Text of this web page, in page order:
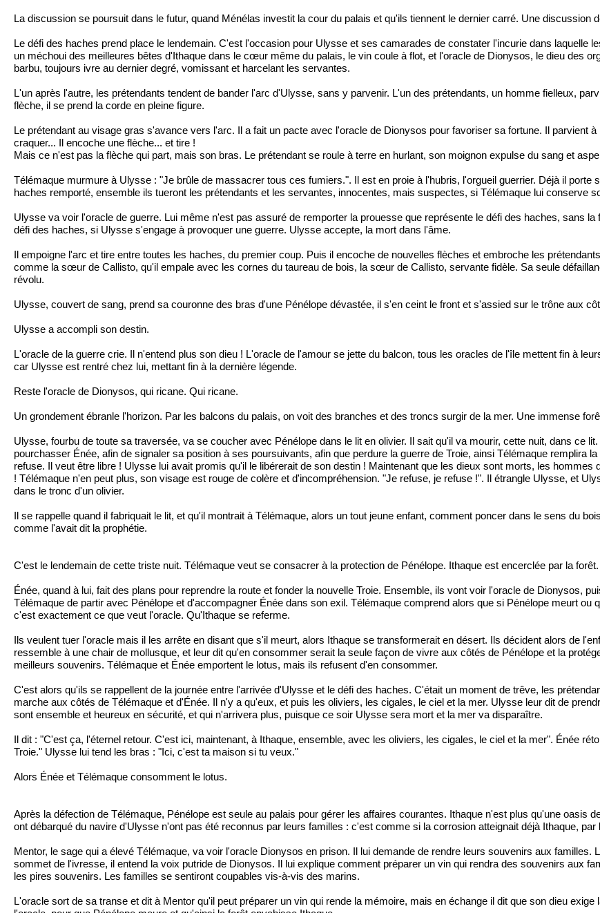
La discussion se poursuit dans le futur, quand Ménélas investit la cour du palais et qu'ils tiennent le dernier carré. Une discussion
Le défi des haches prend place le lendemain. C'est l'occasion pour Ulysse et ses camarades de constater l'incurie dans laquelle
un méchoui des meilleures bêtes d'Ithaque dans le cœur même du palais, le vin coule à flot, et l'oracle de Dionysos, le dieu des
barbu, toujours ivre au dernier degré, vomissant et harcelant les servantes.
L'un après l'autre, les prétendants tendent de bander l'arc d'Ulysse, sans y parvenir. L'un des prétendants, un homme fielleux,
flèche, il se prend la corde en pleine figure.
Le prétendant au visage gras s'avance vers l'arc. Il a fait un pacte avec l'oracle de Dionysos pour favoriser sa fortune. Il parvient
craquer... Il encoche une flèche... et tire !
Mais ce n'est pas la flèche qui part, mais son bras. Le prétendant se roule à terre en hurlant, son moignon expulse du sang et
Télémaque murmure à Ulysse : "Je brûle de massacrer tous ces fumiers.". Il est en proie à l'hubris, l'orgueil guerrier. Déjà il
haches remporté, ensemble ils tueront les prétendants et les servantes, innocentes, mais suspectes, si Télémaque lui conserve
Ulysse va voir l'oracle de guerre. Lui même n'est pas assuré de remporter la prouesse que représente le défi des haches, sans
défi des haches, si Ulysse s'engage à provoquer une guerre. Ulysse accepte, la mort dans l'âme.
Il empoigne l'arc et tire entre toutes les haches, du premier coup. Puis il encoche de nouvelles flèches et embroche les
comme la sœur de Callisto, qu'il empale avec les cornes du taureau de bois, la sœur de Callisto, servante fidèle. Sa seule
révolu.
Ulysse, couvert de sang, prend sa couronne des bras d'une Pénélope dévastée, il s'en ceint le front et s'assied sur le trône aux
Ulysse a accompli son destin.
L'oracle de la guerre crie. Il n'entend plus son dieu ! L'oracle de l'amour se jette du balcon, tous les oracles de l'île mettent fin à
car Ulysse est rentré chez lui, mettant fin à la dernière légende.
Reste l'oracle de Dionysos, qui ricane. Qui ricane.
Un grondement ébranle l'horizon. Par les balcons du palais, on voit des branches et des troncs surgir de la mer. Une immense
Ulysse, fourbu de toute sa traversée, va se coucher avec Pénélope dans le lit en olivier. Il sait qu'il va mourir, cette nuit, dans ce
pourchasser Énée, afin de signaler sa position à ses poursuivants, afin que perdure la guerre de Troie, ainsi Télémaque remplira
refuse. Il veut être libre ! Ulysse lui avait promis qu'il le libérerait de son destin ! Maintenant que les dieux sont morts, les
! Télémaque n'en peut plus, son visage est rouge de colère et d'incompréhension. "Je refuse, je refuse !". Il étrangle Ulysse, et
dans le tronc d'un olivier.
Il se rappelle quand il fabriquait le lit, et qu'il montrait à Télémaque, alors un tout jeune enfant, comment poncer dans le sens du
comme l'avait dit la prophétie.
C'est le lendemain de cette triste nuit. Télémaque veut se consacrer à la protection de Pénélope. Ithaque est encerclée par la forêt.
Énée, quand à lui, fait des plans pour reprendre la route et fonder la nouvelle Troie. Ensemble, ils vont voir l'oracle de Dionysos,
Télémaque de partir avec Pénélope et d'accompagner Énée dans son exil. Télémaque comprend alors que si Pénélope meurt ou
c'est exactement ce que veut l'oracle. Qu'Ithaque se referme.
Ils veulent tuer l'oracle mais il les arrête en disant que s'il meurt, alors Ithaque se transformerait en désert. Ils décident alors de
ressemble à une chair de mollusque, et leur dit qu'en consommer serait la seule façon de vivre aux côtés de Pénélope et la
meilleurs souvenirs. Télémaque et Énée emportent le lotus, mais ils refusent d'en consommer.
C'est alors qu'ils se rappellent de la journée entre l'arrivée d'Ulysse et le défi des haches. C'était un moment de trêve, les
marche aux côtés de Télémaque et d'Énée. Il n'y a qu'eux, et puis les oliviers, les cigales, le ciel et la mer. Ulysse leur dit de
sont ensemble et heureux en sécurité, et qui n'arrivera plus, puisque ce soir Ulysse sera mort et la mer va disparaître.
Il dit : "C'est ça, l'éternel retour. C'est ici, maintenant, à Ithaque, ensemble, avec les oliviers, les cigales, le ciel et la mer". Énée
Troie." Ulysse lui tend les bras : "Ici, c'est ta maison si tu veux."
Alors Énée et Télémaque consomment le lotus.
Après la défection de Télémaque, Pénélope est seule au palais pour gérer les affaires courantes. Ithaque n'est plus qu'une oasis
ont débarqué du navire d'Ulysse n'ont pas été reconnus par leurs familles : c'est comme si la corrosion atteignait déjà Ithaque, par
Mentor, le sage qui a élevé Télémaque, va voir l'oracle Dionysos en prison. Il lui demande de rendre leurs souvenirs aux
sommet de l'ivresse, il entend la voix putride de Dionysos. Il lui explique comment préparer un vin qui rendra des souvenirs aux
les pires souvenirs. Les familles se sentiront coupables vis-à-vis des marins.
L'oracle sort de sa transe et dit à Mentor qu'il peut préparer un vin qui rende la mémoire, mais en échange il dit que son dieu